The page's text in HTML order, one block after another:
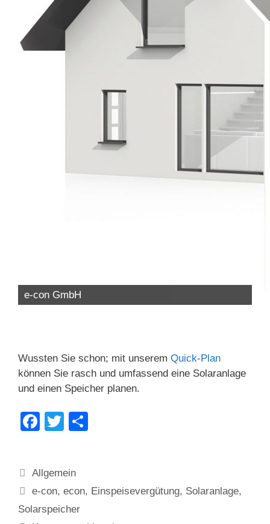
e-con GmbH
Wussten Sie schon; mit unserem Quick-Plan
können Sie rasch und umfassend eine Solaranlage
und einen Speicher planen.
F
e
b
o
T
er
Kategorien
Allgemein
Schlagwörter
e-con,econ, Einspeisevergütung, Solaranlage,
Solarspeicher